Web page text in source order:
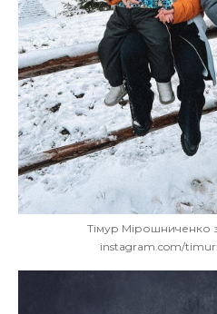
Тімур Мірошниченко
instagram.com/